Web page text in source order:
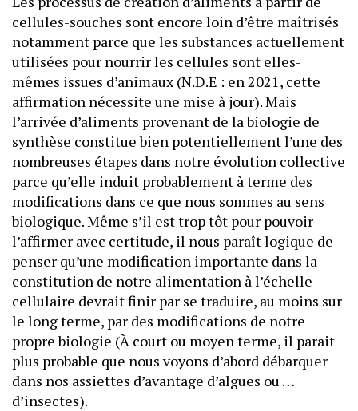
cellules-souches sont encore loin d’être maîtrisés
notamment parce que les substances actuellement
utilisées pour nourrir les cellules sont elles-
mêmes issues d’animaux (N.D.E : en 2021, cette
affirmation nécessite une mise à jour). Mais
l’arrivée d’aliments provenant de la biologie de
synthèse constitue bien potentiellement l’une des
nombreuses étapes dans notre évolution collective
parce qu’elle induit probablement à terme des
modifications dans ce que nous sommes au sens
biologique. Même s’il est trop tôt pour pouvoir
l’affirmer avec certitude, il nous paraît logique de
penser qu’une modification importante dans la
constitution de notre alimentation à l’échelle
cellulaire devrait finir par se traduire, au moins sur
le long terme, par des modifications de notre
propre biologie (À court ou moyen terme, il parait
plus probable que nous voyons d’abord débarquer
dans nos assiettes d’avantage d’algues ou …
d’insectes).